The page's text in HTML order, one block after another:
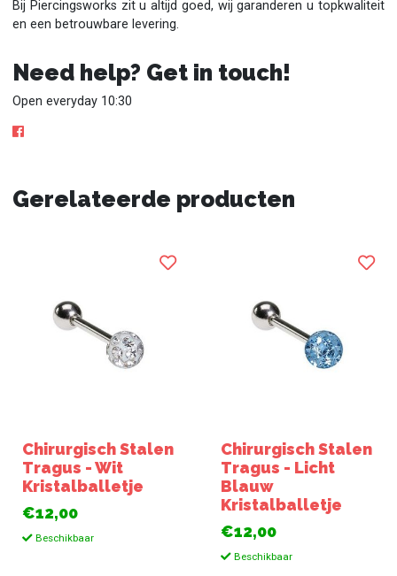
Bij Piercingsworks zit u altijd goed, wij garanderen u topkwaliteit
en een betrouwbare levering.
Need help? Get in touch!
Open everyday 10:30
Gerelateerde producten
Chirurgisch Stalen
Tragus - Wit
Kristalballetje
€12,00
Beschikbaar
Chirurgisch Stalen
Tragus - Licht
Blauw
Kristalballetje
€12,00
Beschikbaar